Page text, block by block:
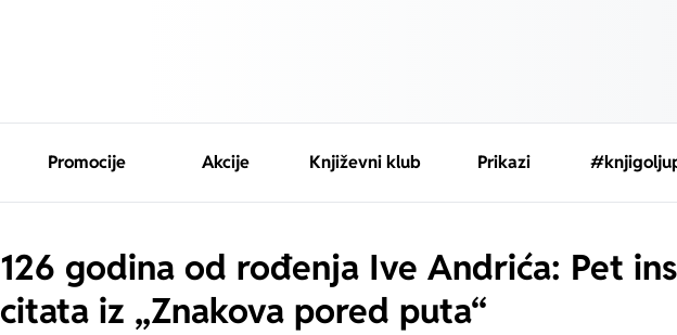
Promocije Akcije Književni klub Prikazi
126 godina od rođenja Ive Andrića: Pet
citata iz „Znakova pored puta“